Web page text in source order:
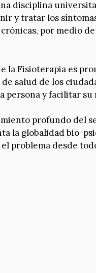
disciplina
y tratar los
por medio
la Fisioterapia es
salud de los
persona y facilitar
profundo del
la globalidad bio-
problema desde